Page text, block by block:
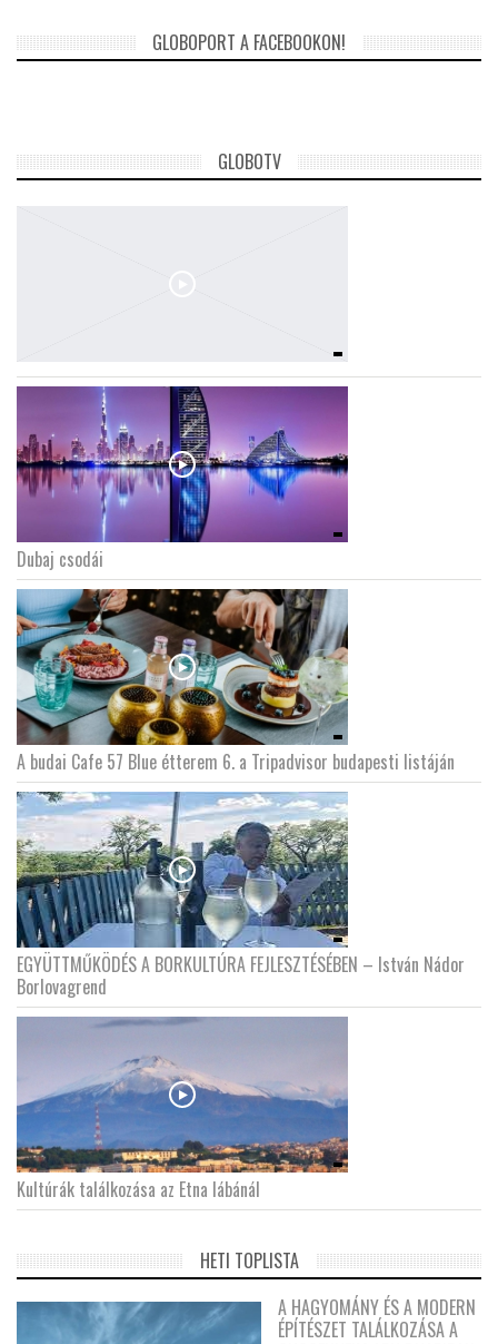
GLOBOPORT A FACEBOOKON!
GLOBOTV
Dubaj csodái
A budai Cafe 57 Blue étterem 6. a Tripadvisor budapesti listáján
EGYÜTTMŰKÖDÉS A BORKULTÚRA FEJLESZTÉSÉBEN – István Nádor
Borlovagrend
Kultúrák találkozása az Etna lábánál
HETI TOPLISTA
A HAGYOMÁNY ÉS A MODERN
ÉPÍTÉSZET TALÁLKOZÁSA A